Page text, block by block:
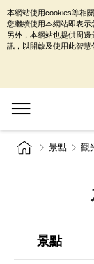
景點 觀
景點
本網站使用cookies等相
您繼續使用本網站即表示
另外，本網站也提供周
訊，以開啟及使用此智慧